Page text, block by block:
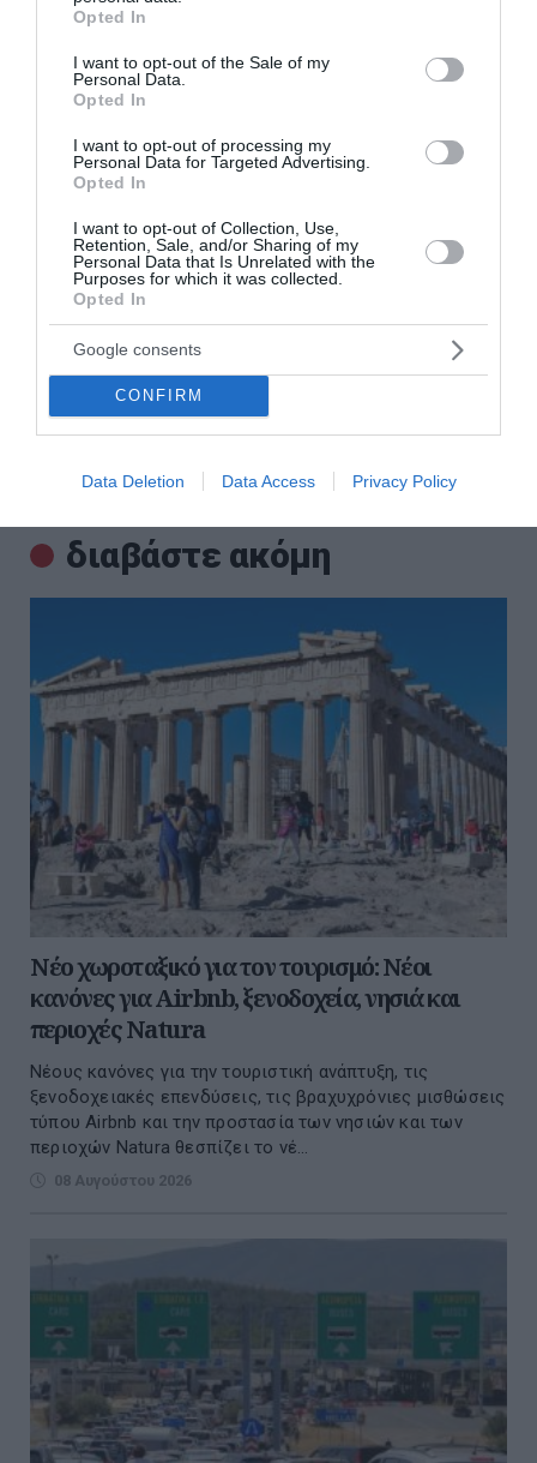
grant or deny consent to Google and its third-party tags to
use your data for below specified purposes in below Google
consent section.
Opted In
I want to opt-out of the Sale of my
Personal Data.
Opted In
I want to opt-out of processing my
Personal Data for Targeted Advertising.
Opted In
I want to opt-out of Collection, Use,
Retention, Sale, and/or Sharing of my
Personal Data that Is Unrelated with the
Purposes for which it was collected.
Opted In
Google consents
CONFIRM
Data Deletion Data Access Privacy Policy
«Φωτιά» στην τιμή του μοσχαριού – Αύξηση 28,4% μέσα σε
Ξεκίνησαν τα γυρίσματα του «Grown Ups 3» – Ο Άνταμ
Σάντλερ ξανά με την αγαπημένη παρέα
Νέα υπόθεση «καίει» τον Ινφαντίνο: Καταγγελίες για
εξαψήφια αποζημίωση από την UEFA σε γυναίκα με την
e-ΕΦΚΑ – ΔΥΠΑ: Πληρωμές 56,7 εκατ. ευρώ έως τις 14
Αυγούστου – Ποιοι πάνε «ταμείο»
Τα επικίνδυνα σχέδια Πούτιν για επίθεση στο ΝΑΤΟ – Το
εφιαλτικό σενάριο που τρέμει η Ευρώπη
Νέα εξέλιξη στη μεγάλη υπόθεση της ρωσόφωνης μαφίας
– Δύο συλλήψεις στην Αθήνα
διαβάστε ακόμη
Νέο χωροταξικό για τον τουρισμό: Νέοι
κανόνες για Airbnb, ξενοδοχεία, νησιά και
περιοχές Natura
Νέους κανόνες για την τουριστική ανάπτυξη, τις
ξενοδοχειακές επενδύσεις, τις βραχυχρόνιες μισθώσεις
τύπου Airbnb και την προστασία των νησιών και των
περιοχών Natura θεσπίζει το νέ...
08 Αυγούστου 2026